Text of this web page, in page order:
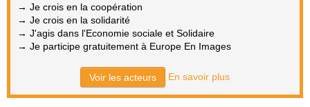
→ Je crois en la coopération
→ Je crois en la solidarité
→ J'agis dans l'Economie sociale et Solidaire
→ Je participe gratuitement à Europe En Images
Voir les acteurs En savoir plus